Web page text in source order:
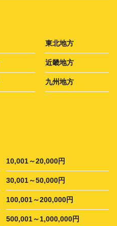
東北地方
近畿地方
九州地方
10,001～20,000円
30,001～50,000円
100,001～200,000円
500,001～1,000,000円